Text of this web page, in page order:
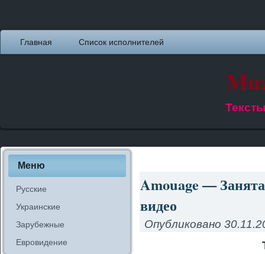
Главная Список исполнителей
Меню
Русские
Украинские
Зарубежные
Евровидение
Amouage —
видео
Опубликовано